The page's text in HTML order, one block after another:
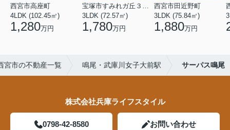
西宮市高座町
4LDK (102.45㎡)
1,280万円
宝塚市すみれガ丘３丁目
3LDK (72.57㎡)
1,780万円
西宮市田近野町
3LDK (75.84㎡)
1,880万円
宮市の不動産一覧 鳴尾・武庫川女子大前駅 サーパス鳴尾
株式会社兵庫ライフスタイル
0798-42-8580 お問い合わせ